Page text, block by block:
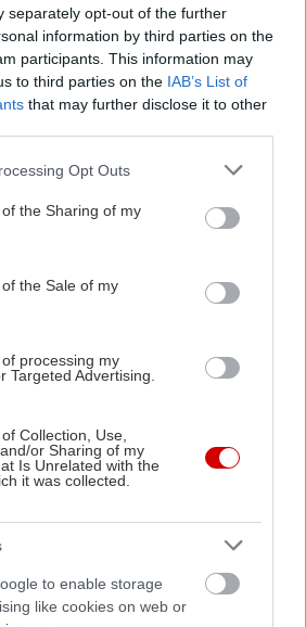
separately opt-out of the further
information by third parties on the
participants. This information may
to third parties on the IAB’s List of
that may further disclose it to other
app uses one or more Google
or usage behaviour. You may click to
to Google and its third-party tags to
specified purposes in below Google
Opt Outs
the Sharing of my
the Sale of my
processing my
Targeted Advertising.
Collection, Use,
or Sharing of my
Is Unrelated with the
it was collected.
to enable storage
like cookies on web or